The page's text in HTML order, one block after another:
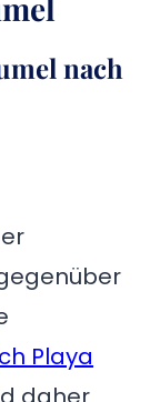
nach
Playa